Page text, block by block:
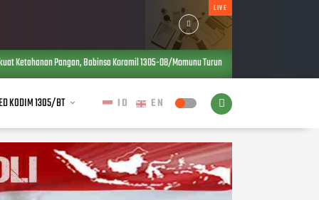
LIVE
Koramil 1305-08/Momunu Turun Langsung Tanam Jagung Bersama Warga di Desa
KODIM 1305/BT